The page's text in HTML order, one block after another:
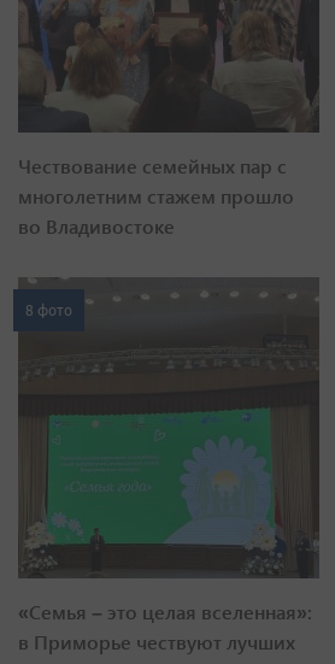
Чествование семейных пар с
многолетним стажем прошло
во Владивостоке
8 фото
«Семья – это целая вселенная»:
в Приморье чествуют лучших